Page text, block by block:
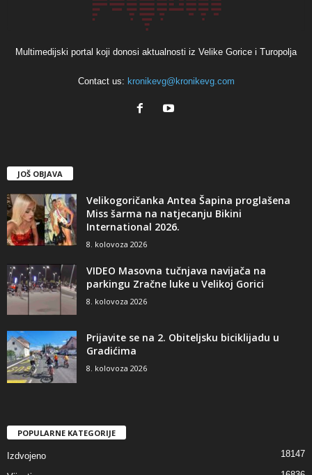
Multimedijski portal koji donosi aktualnosti iz Velike Gorice i Turopolja
Contact us: kronikevg@kronikevg.com
JOŠ OBJAVA
Velikogoričanka Antea Šapina proglašena
Miss šarma na natjecanju Bikini
International 2026.
8. kolovoza 2026
VIDEO Masovna tučnjava navijača na
parkingu Zračne luke u Velikoj Gorici
8. kolovoza 2026
Prijavite se na 2. Obiteljsku biciklijadu u
Gradićima
8. kolovoza 2026
POPULARNE KATEGORIJE
Izdvojeno 18147